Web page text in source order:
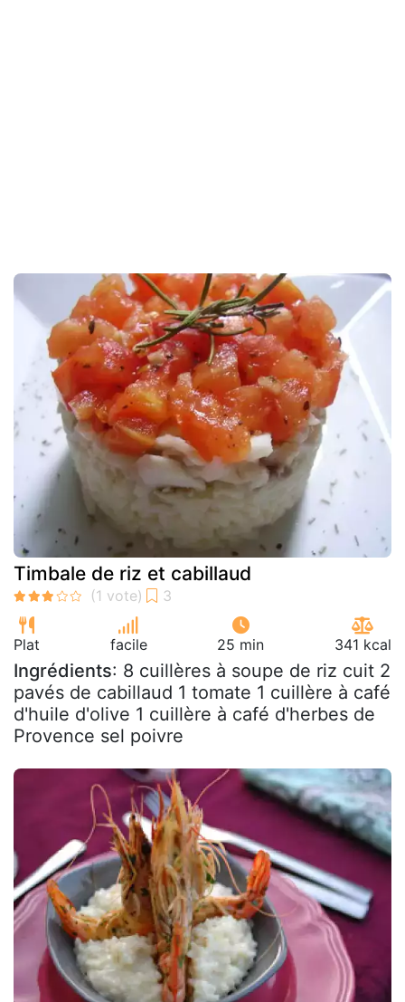
Timbale de riz et cabillaud
Plat facile 25 min 341 kcal
Ingrédients: 8 cuillères à soupe de riz cuit 2
pavés de cabillaud 1 tomate 1 cuillère à café
d'huile d'olive 1 cuillère à café d'herbes de
Provence sel poivre